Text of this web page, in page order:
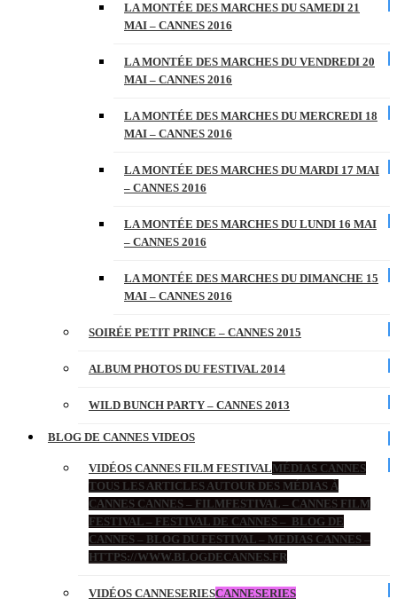
LA MONTÉE DES MARCHES DU SAMEDI 21
MAI – CANNES 2016
LA MONTÉE DES MARCHES DU VENDREDI 20
MAI – CANNES 2016
LA MONTÉE DES MARCHES DU MERCREDI 18
MAI – CANNES 2016
LA MONTÉE DES MARCHES DU MARDI 17 MAI
– CANNES 2016
LA MONTÉE DES MARCHES DU LUNDI 16 MAI
– CANNES 2016
LA MONTÉE DES MARCHES DU DIMANCHE 15
MAI – CANNES 2016
SOIRÉE PETIT PRINCE – CANNES 2015
ALBUM PHOTOS DU FESTIVAL 2014
WILD BUNCH PARTY – CANNES 2013
BLOG DE CANNES VIDEOS
VIDÉOS CANNES FILM FESTIVALMÉDIAS CANNES
TOUS LES ARTICLES AUTOUR DES MÉDIAS À
CANNES CANNES – FILMFESTIVAL – CANNES FILM
FESTIVAL – FESTIVAL DE CANNES – BLOG DE
CANNES – BLOG DU FESTIVAL – MEDIAS CANNES –
HTTPS://WWW.BLOGDECANNES.FR
VIDÉOS CANNESERIESCANNESERIES